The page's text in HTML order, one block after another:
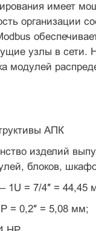
имеет
организации
узлы в сети.
модулей
АПК
изделий
блоков,
1U = 7/4″ = 44,45
= 0,2″ = 5,08 мм;